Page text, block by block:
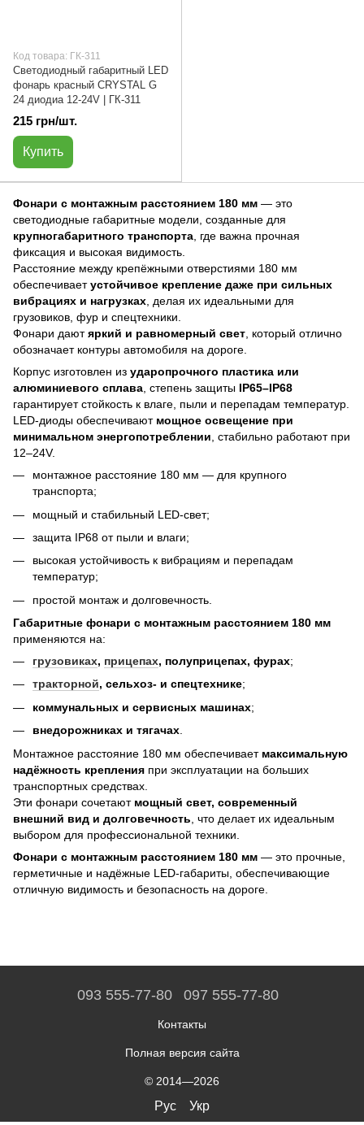
Код товара: ГК-311
Светодиодный габаритный LED
фонарь красный CRYSTAL G
24 диодиа 12-24V | ГК-311
215 грн/шт.
Купить
Фонари с монтажным расстоянием 180 мм — это
светодиодные габаритные модели, созданные для
крупногабаритного транспорта , где важна прочная
фиксация и высокая видимость.
Расстояние между крепёжными отверстиями 180 мм
обеспечиваетустойчивое крепление даже при сильных
вибрациях и нагрузках , делая их идеальными для
грузовиков, фур и спецтехники.
Фонари даютяркий и равномерный свет , который отлично
обозначает контуры автомобиля на дороге.
Корпус изготовлен из ударопрочного пластика или
алюминиевого сплава , степень защиты IP65–IP68
гарантирует стойкость к влаге, пыли и перепадам температур.
LED-диоды обеспечивают мощное освещение при
минимальном энергопотреблении , стабильно работают при
12–24V.
монтажное расстояние 180 мм — для крупного
транспорта;
мощный и стабильный LED-свет;
защита IP68 от пыли и влаги;
высокая устойчивость к вибрациям и перепадам
температур;
простой монтаж и долговечность.
Габаритные фонари с монтажным расстоянием 180 мм
применяются на:
грузовиках, прицепах, полуприцепах, фурах;
тракторной, сельхоз- и спецтехнике;
коммунальных и сервисных машинах;
внедорожниках и тягачах.
Монтажное расстояние 180 мм обеспечивает максимальную
надёжность крепления при эксплуатации на больших
транспортных средствах.
Эти фонари сочетают мощный свет, современный
внешний вид и долговечность , что делает их идеальным
выбором для профессиональной техники.
Фонари с монтажным расстоянием 180 мм — это прочные,
герметичные и надёжные LED-габариты, обеспечивающие
отличную видимость и безопасность на дороге.
093 555-77-80 097 555-77-80
Контакты
Полная версия сайта
© 2014—2026
Рус Укр